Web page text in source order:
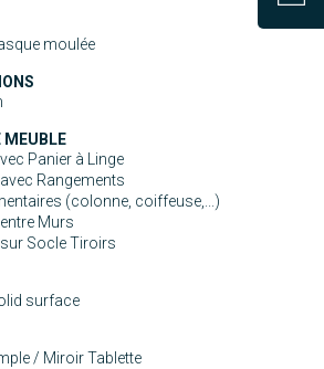
moulée
MEUBLE
Panier à Linge
Rangements
(colonne, coiffeuse,...)
Murs
Socle Tiroirs
surface
/ Miroir Tablette